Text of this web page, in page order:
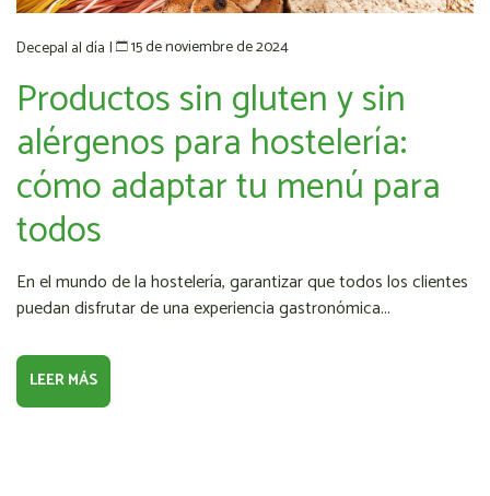
Decepal al día | 15 de noviembre de 2024
Productos sin gluten y sin
alérgenos para hostelería:
cómo adaptar tu menú para
todos
En el mundo de la hostelería, garantizar que todos los clientes
puedan disfrutar de una experiencia gastronómica...
LEER MÁS